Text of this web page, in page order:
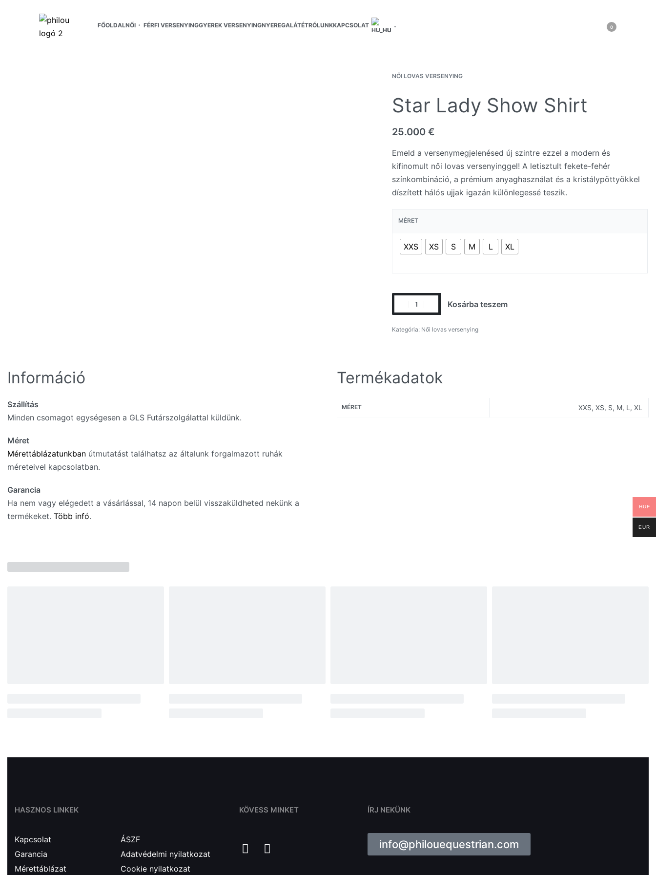
0
FŐOLDALNŐI FÉRFI VERSENYINGGYEREK VERSENYINGNYEREGALÁTÉTRÓLUNKKAPCSOLAT
HU
NŐI LOVAS VERSENYING
Star Lady Show Shirt
25.000€
Emeld a versenymegjelenésed új szintre ezzel a modern és
kifinomult női lovas versenyinggel! A letisztult fekete-fehér
színkombináció, a prémium anyaghasználat és a kristálypöttyökkel
díszített hálós ujjak igazán különlegessé teszik.
MÉRET
XXS XS S M L XL
Kosárba teszem
Kategória: Női lovas versenying
Információ
Szállítás
Minden csomagot egységesen a GLS Futárszolgálattal küldünk.
Méret
Mérettáblázatunkban útmutatást találhatsz az általunk forgalmazott ruhák
méreteivel kapcsolatban.
Garancia
Ha nem vagy elégedett a vásárlással, 14 napon belül visszaküldheted nekünk a
termékeket. Több infó.
Termékadatok
MÉRET XXS, XS, S, M, L, XL
HASZNOS LINKEK
Kapcsolat
ÁSZF
Garancia
Adatvédelmi nyilatkozat
Mérettáblázat
Cookie nyilatkozat
KÖVESS MINKET ÍRJ NEKÜNK
info@philouequestrian.com
HUF
EUR